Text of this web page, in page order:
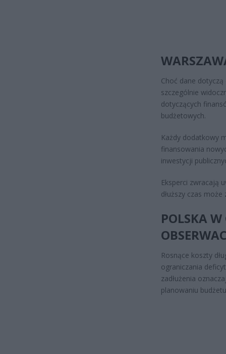
Choć dane dotyczą
szczególnie
dotyczących
budżetowych.
Każdy dodatkowy
finansowania
inwestycji
Eksperci zwracają
dłuższy czas
POLSKA
Rosnące koszty
ograniczania
zadłużenia
planowaniu